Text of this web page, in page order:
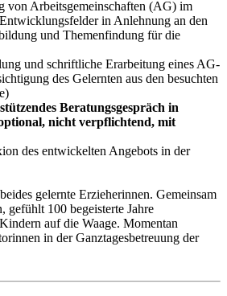
von Arbeitsgemeinschaften (AG) im
in Anlehnung an den
und Themenfindung für die
und schriftliche Erarbeitung eines AG-
des Gelernten aus den besuchten
Beratungsgespräch in
nicht verpflichtend, mit
des entwickelten Angebots in der
gelernte Erzieherinnen. Gemeinsam
gefühlt 100 begeisterte Jahre
auf die Waage. Momentan
in der Ganztagesbetreuung der